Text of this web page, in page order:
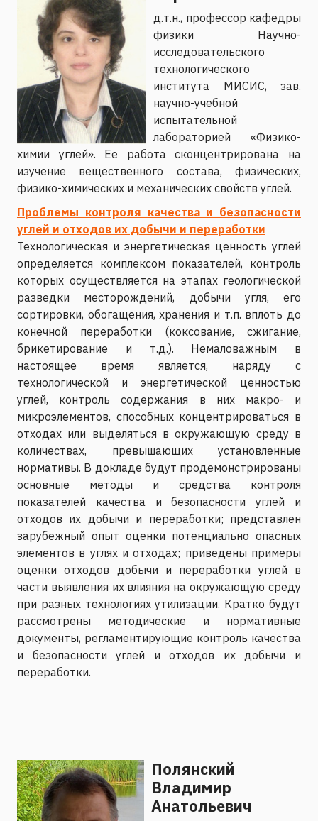
д.т.н., профессор кафедры
физики Научно-
исследовательского
технологического
института МИСИС, зав.
научно-учебной
испытательной
лабораторией «Физико-
химии углей». Ее работа сконцентрирована на
изучение вещественного состава, физических,
физико-химических и механических свойств углей.
Проблемы контроля качества и безопасности
углей и отходов их добычи и переработки
Технологическая и энергетическая ценность углей
определяется комплексом показателей, контроль
которых осуществляется на этапах геологической
разведки месторождений, добычи угля, его
сортировки, обогащения, хранения и т.п. вплоть до
конечной переработки (коксование, сжигание,
брикетирование и т.д.). Немаловажным в
настоящее время является, наряду с
технологической и энергетической ценностью
углей, контроль содержания в них макро- и
микроэлементов, способных концентрироваться в
отходах или выделяться в окружающую среду в
количествах, превышающих установленные
нормативы. В докладе будут продемонстрированы
основные методы и средства контроля
показателей качества и безопасности углей и
отходов их добычи и переработки; представлен
зарубежный опыт оценки потенциально опасных
элементов в углях и отходах; приведены примеры
оценки отходов добычи и переработки углей в
части выявления их влияния на окружающую среду
при разных технологиях утилизации. Кратко будут
рассмотрены методические и нормативные
документы, регламентирующие контроль качества
и безопасности углей и отходов их добычи и
переработки.
Полянский
Владимир
Анатольевич